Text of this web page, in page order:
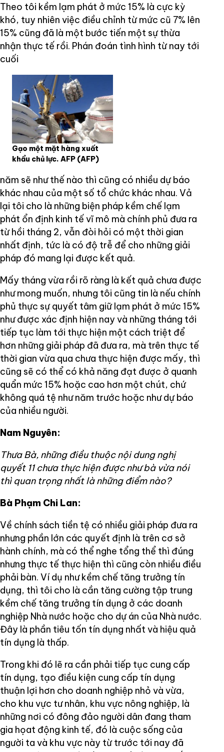
Theo tôi kềm lạm phát ở mức 15% là cực kỳ
khó, tuy nhiên việc điều chỉnh từ mức cũ 7% lên
15% cũng đã là một bước tiến một sự thừa
nhận thực tế rồi. Phán đoán tình hình từ nay tới
cuối
Gạo một mặt hàng xuất
khẩu chủ lực. AFP (AFP)
năm sẽ như thế nào thì cũng có nhiều dự báo
khác nhau của một số tổ chức khác nhau. Vả
lại tôi cho là những biện pháp kềm chế lạm
phát ổn định kinh tế vĩ mô mà chính phủ đưa ra
từ hồi tháng 2, vẫn đòi hỏi có một thời gian
nhất định, tức là có độ trễ để cho những giải
pháp đó mang lại được kết quả.
Mấy tháng vừa rồi rõ ràng là kết quả chưa được
như mong muốn, nhưng tôi cũng tin là nếu chính
phủ thực sự quyết tâm giữ lạm phát ở mức 15%
như được xác định hiện nay và những tháng tới
tiếp tục làm tới thực hiện một cách triệt để
hơn những giải pháp đã đưa ra, mà trên thực tế
thời gian vừa qua chưa thực hiện được mấy, thì
cũng sẽ có thể có khả năng đạt được ở quanh
quẩn mức 15% hoặc cao hơn một chút, chứ
không quá tệ như năm trước hoặc như dự báo
của nhiều người.
Nam Nguyên:
Thưa Bà, những điều thuộc nội dung nghị
quyết 11 chưa thực hiện được như bà vừa nói
thì quan trọng nhất là những điểm nào?
Bà Phạm Chi Lan:
Về chính sách tiền tệ có nhiều giải pháp đưa ra
nhưng phần lớn các quyết định là trên cơ sở
hành chính, mà có thể nghe tổng thể thì đúng
nhưng thực tế thực hiện thì cũng còn nhiều điều
phải bàn. Ví dụ như kềm chế tăng trưởng tín
dụng, thì tôi cho là cần tăng cường tập trung
kềm chế tăng trưởng tín dụng ở các doanh
nghiệp Nhà nước hoặc cho dự án của Nhà nước.
Đây là phần tiêu tốn tín dụng nhất và hiệu quả
tín dụng là thấp.
Trong khi đó lẽ ra cần phải tiếp tục cung cấp
tín dụng, tạo điều kiện cung cấp tín dụng
thuận lợi hơn cho doanh nghiệp nhỏ và vừa,
cho khu vực tư nhân, khu vực nông nghiệp, là
những nơi có đông đảo người dân đang tham
gia họat động kinh tế, đó là cuộc sống của
người ta và khu vực này từ trước tới nay đã